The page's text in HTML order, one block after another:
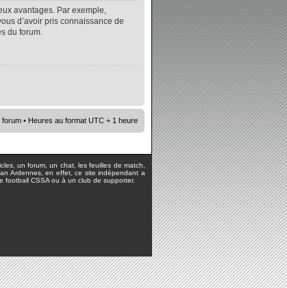
avantages. Par exemple,
d’avoir pris connaissance de
du forum.
forum • Heures au format UTC + 1 heure
un forum, un chat, les feuilles de match,
Ardennes, en effet, ce site indépendant a
football CSSA ou à un club de supporter.